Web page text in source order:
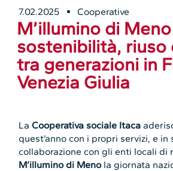
7.02.2025 Cooperative
M’illumino di
sostenibilità, riuso
tra generazioni in
Venezia Giulia
LaCooperativa sociale Itaca
quest’anno con i propri servizi, e in
collaborazione con gli enti locali di
M’illumino di Menola giornata